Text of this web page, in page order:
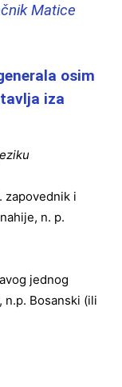
Matice
osim
iza
zapovednik i
n. p.
jednog
n.p. Bosanski (ili